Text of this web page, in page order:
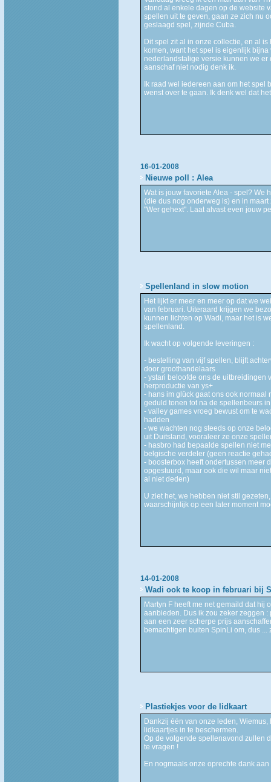
stond al enkele dagen op de website
spellen uit te geven, gaan ze zich nu
geslaagd spel, zijnde Cuba.
Dit spel zit al in onze collectie, en al
komen, want het spel is eigenlijk
nederlandstalige versie kunnen we
aanschaf niet nodig denk ik.
Ik raad wel iedereen aan om het spel
wenst over te gaan. Ik denk wel dat
16-01-2008
Nieuwe poll : Alea
Wat is jouw favoriete Alea - spel? We
(die dus nog onderweg is) en in
"Wer gehext". Laat alvast even jouw
Spellenland in slow motion
Het lijkt er meer en meer op dat we
van februari. Uiteraard krijgen we
kunnen lichten op Wadi, maar het is
spellenland.
Ik wacht op volgende leveringen :
- bestelling van vijf spellen, blijft
door groothandelaars
- ystari beloofde ons de uitbreidingen
herproductie van ys+
- hans im glück gaat ons ook normaal
geduld tonen tot na de spellenbeurs
- valley games vroeg bewust om te
hadden
- we wachten nog steeds op onze
uit Duitsland, vooraleer ze onze
- hasbro had bepaalde spellen niet
belgische verdeler (geen reactie
- boosterbox heeft ondertussen meer
opgestuurd, maar ook die wil maar
al niet deden)
U ziet het, we hebben niet stil
waarschijnlijk op een later moment
14-01-2008
Wadi ook te koop in februari bij
Martyn F heeft me net gemaild dat hij
aanbieden. Dus ik zou zeker zeggen
aan een zeer scherpe prijs
bemachtigen buiten SpinLi om, dus
Plastiekjes voor de lidkaart
Dankzij één van onze leden,
lidkaartjes in te beschermen.
Op de volgende spellenavond zullen
te vragen !
En nogmaals onze oprechte dank aan